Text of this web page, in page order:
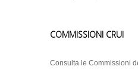
COMMISSIONI CRUI
Consulta le Commissioni